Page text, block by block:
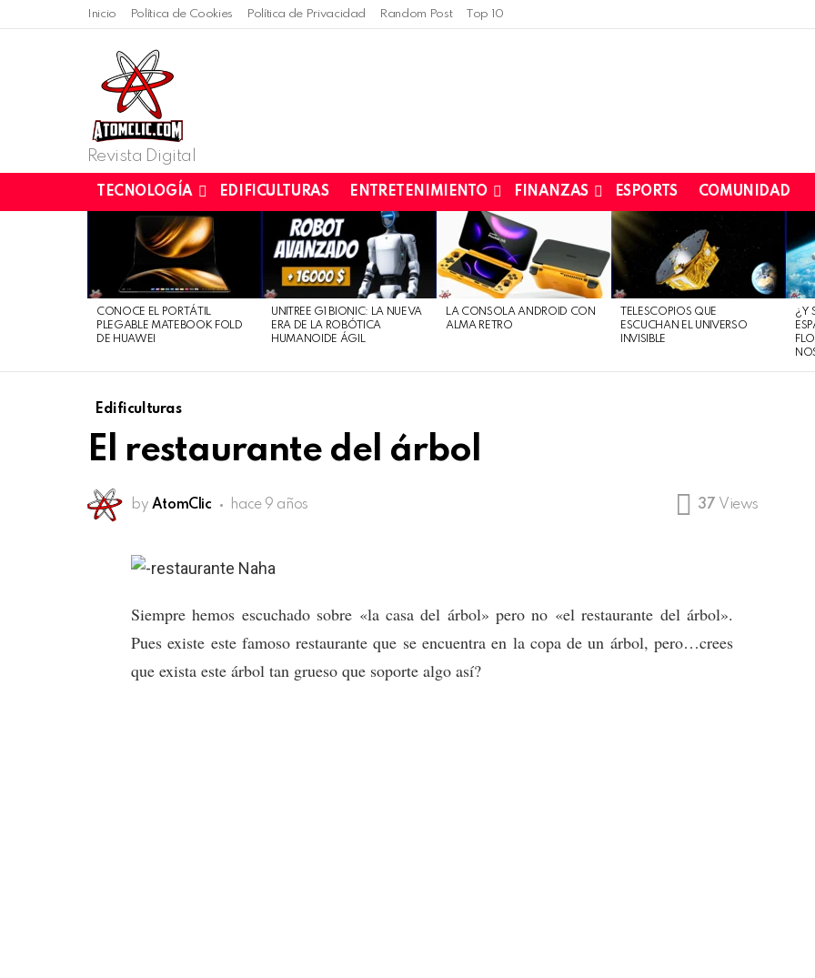
Inicio Política de Cookies Política de Privacidad Random Post Top 10
Revista Digital
TECNOLOGÍA EDIFICULTURAS ENTRETENIMIENTO FINANZAS ESPORTS COMUNIDAD
STORIES
CONOCE EL PORTÁTIL
PLEGABLE MATEBOOK FOLD
DE HUAWEI
UNITREE G1 BIONIC: LA NUEVA
ERA DE LA ROBÓTICA
HUMANOIDE ÁGIL
LA CONSOLA ANDROID CON
ALMA RETRO
TELESCOPIOS QUE
ESCUCHAN EL UNIVERSO
INVISIBLE
¿Y
Edificulturas
El restaurante del árbol
by AtomClic hace 9 años 37 Views
Siempre hemos escuchado sobre «la casa del árbol» pero no «el restaurante del árbol».
Pues existe este famoso restaurante que se encuentra en la copa de un árbol, pero…crees
que exista este árbol tan grueso que soporte algo así?